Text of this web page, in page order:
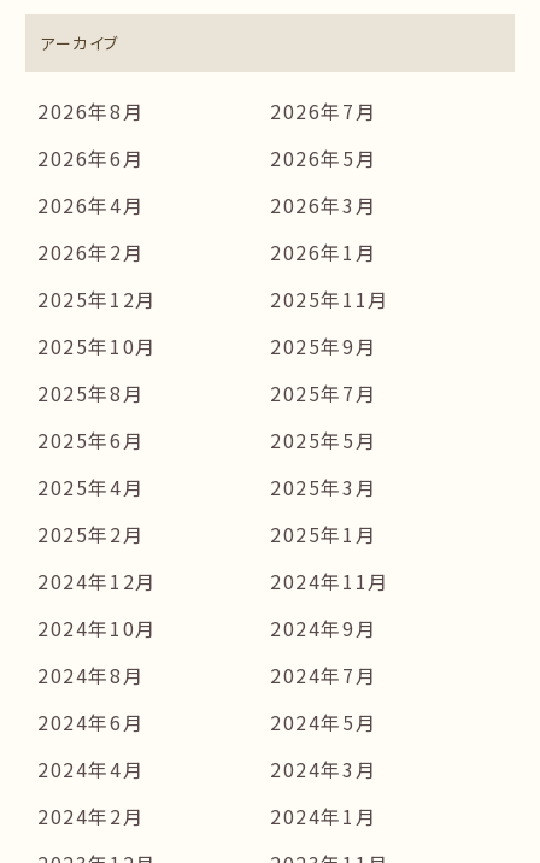
アーカイブ
2026年8月
2026年7月
2026年6月
2026年5月
2026年4月
2026年3月
2026年2月
2026年1月
2025年12月
2025年11月
2025年10月
2025年9月
2025年8月
2025年7月
2025年6月
2025年5月
2025年4月
2025年3月
2025年2月
2025年1月
2024年12月
2024年11月
2024年10月
2024年9月
2024年8月
2024年7月
2024年6月
2024年5月
2024年4月
2024年3月
2024年2月
2024年1月